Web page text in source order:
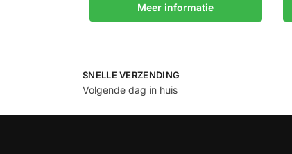
Meer informatie
SNELLE VERZENDING
Volgende dag in huis